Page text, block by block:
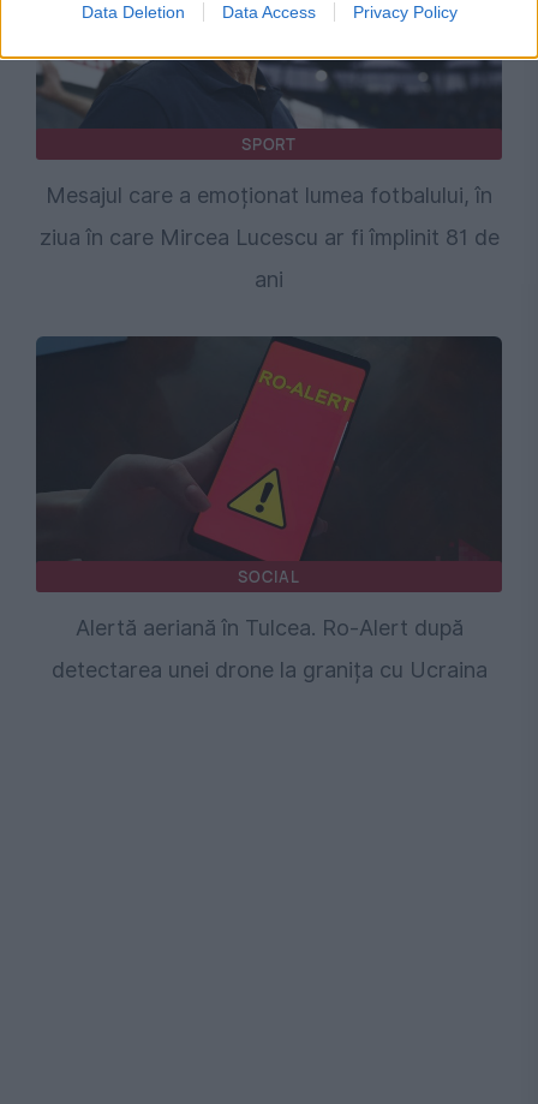
Data Deletion Data Access Privacy Policy
SPORT
Mesajul care a emoționat lumea fotbalului, în
ziua în care Mircea Lucescu ar fi împlinit 81 de
ani
SOCIAL
Alertă aeriană în Tulcea. Ro-Alert după
detectarea unei drone la granița cu Ucraina